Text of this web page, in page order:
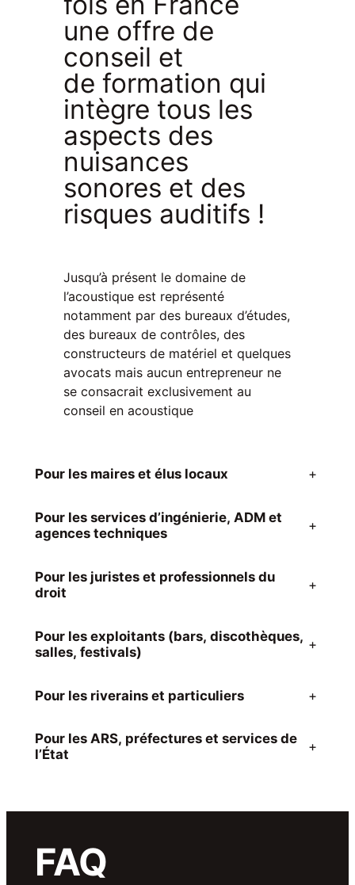
une offre de
conseil et
de formation qui
intègre tous les
aspects des
nuisances
sonores et des
risques auditifs !
Jusqu’à présent le domaine de
l’acoustique est représenté
notamment par des bureaux d’études,
des bureaux de contrôles, des
constructeurs de matériel et quelques
avocats mais aucun entrepreneur ne
se consacrait exclusivement au
conseil en acoustique
Pour les maires et élus locaux +
Pour les services d’ingénierie, ADM et
agences techniques
+
Pour les juristes et professionnels du
droit
+
Pour les exploitants (bars, discothèques,
salles, festivals)
+
Pour les riverains et particuliers +
Pour les ARS, préfectures et services de
l’État
+
FAQ